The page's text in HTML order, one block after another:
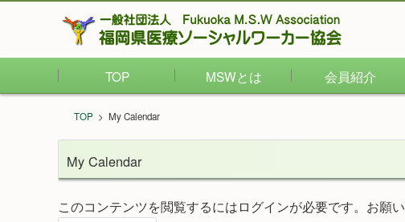
TOP MSWとは 会員紹介
TOP > My Calendar
My Calendar
このコンテンツを閲覧するにはログインが必要です。お願い
02:00
03:00
04:00